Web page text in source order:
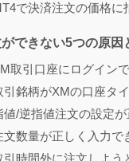
で決済注文の価格に
できない5つの原因
取引口座にログイン
引銘柄がXMの口座タ
値/逆指値注文の設定
文数量が正しく入力で